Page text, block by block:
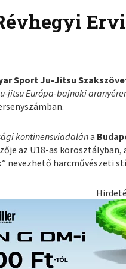
Sport Ju-Jitsu
jitsu Európa-bajnoki
kontinensviadalána
az U18-as
” nevezhető harcművészeti